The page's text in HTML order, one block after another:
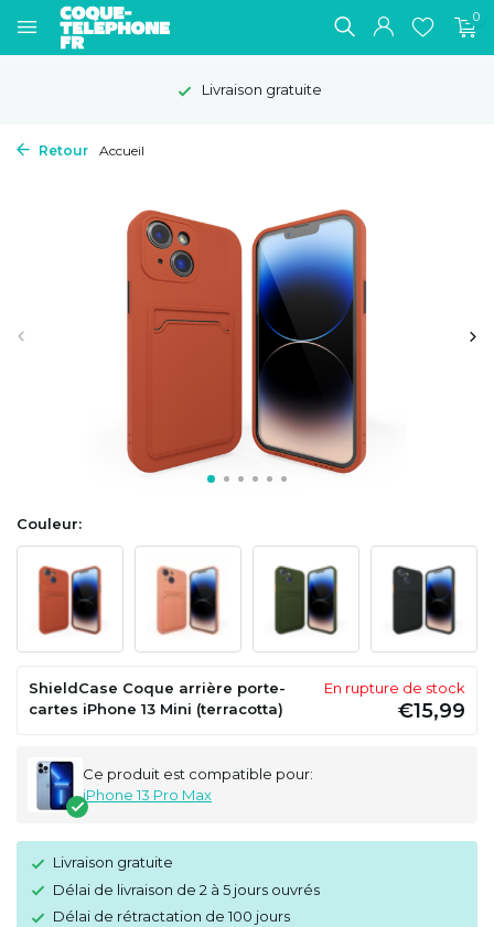
0
Livraison gratuite
Retour Accueil
Couleur:
ShieldCase Coque arrière porte-
cartes iPhone 13 Mini (terracotta)
En rupture de stock
€15,99
Ce produit est compatible pour:
iPhone 13 Pro Max
Livraison gratuite
Délai de livraison de 2 à 5 jours ouvrés
Délai de rétractation de 100 jours